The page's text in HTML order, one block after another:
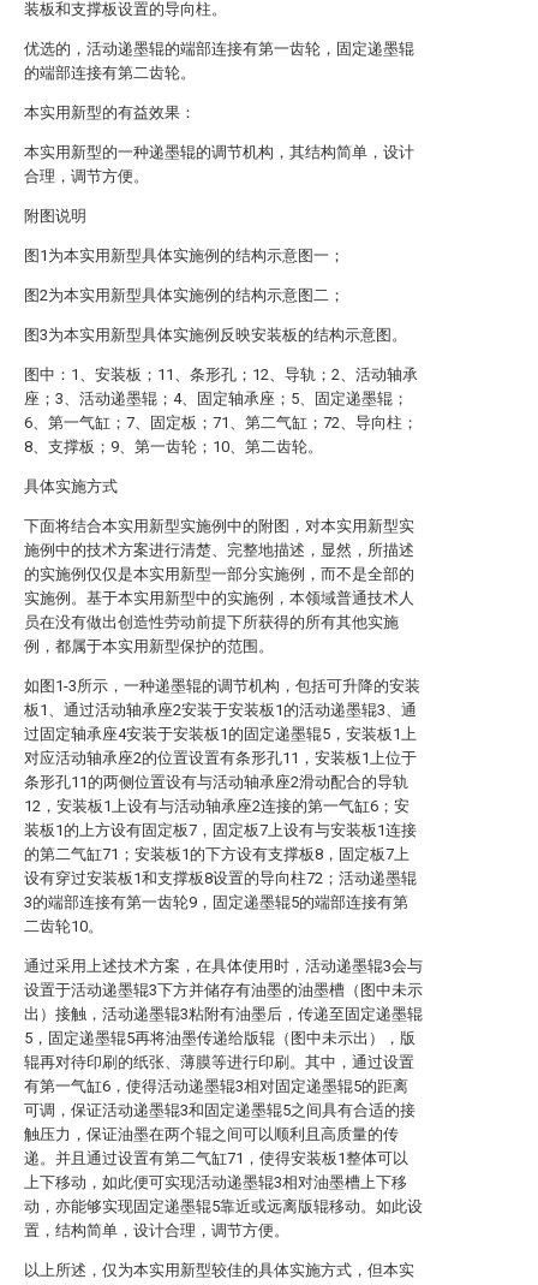
装板和支撑板设置的导向柱。
优选的，活动递墨辊的端部连接有第一齿轮，固定递墨辊
的端部连接有第二齿轮。
本实用新型的有益效果：
本实用新型的一种递墨辊的调节机构，其结构简单，设计
合理，调节方便。
附图说明
图1为本实用新型具体实施例的结构示意图一；
图2为本实用新型具体实施例的结构示意图二；
图3为本实用新型具体实施例反映安装板的结构示意图。
图中：1、安装板；11、条形孔；12、导轨；2、活动轴承
座；3、活动递墨辊；4、固定轴承座；5、固定递墨辊；
6、第一气缸；7、固定板；71、第二气缸；72、导向柱；
8、支撑板；9、第一齿轮；10、第二齿轮。
具体实施方式
下面将结合本实用新型实施例中的附图，对本实用新型实
施例中的技术方案进行清楚、完整地描述，显然，所描述
的实施例仅仅是本实用新型一部分实施例，而不是全部的
实施例。基于本实用新型中的实施例，本领域普通技术人
员在没有做出创造性劳动前提下所获得的所有其他实施
例，都属于本实用新型保护的范围。
如图1-3所示，一种递墨辊的调节机构，包括可升降的安装
板1、通过活动轴承座2安装于安装板1的活动递墨辊3、通
过固定轴承座4安装于安装板1的固定递墨辊5，安装板1上
对应活动轴承座2的位置设置有条形孔11，安装板1上位于
条形孔11的两侧位置设有与活动轴承座2滑动配合的导轨
12，安装板1上设有与活动轴承座2连接的第一气缸6；安
装板1的上方设有固定板7，固定板7上设有与安装板1连接
的第二气缸71；安装板1的下方设有支撑板8，固定板7上
设有穿过安装板1和支撑板8设置的导向柱72；活动递墨辊
3的端部连接有第一齿轮9，固定递墨辊5的端部连接有第
二齿轮10。
通过采用上述技术方案，在具体使用时，活动递墨辊3会与
设置于活动递墨辊3下方并储存有油墨的油墨槽（图中未示
出）接触，活动递墨辊3粘附有油墨后，传递至固定递墨辊
5，固定递墨辊5再将油墨传递给版辊（图中未示出），版
辊再对待印刷的纸张、薄膜等进行印刷。其中，通过设置
有第一气缸6，使得活动递墨辊3相对固定递墨辊5的距离
可调，保证活动递墨辊3和固定递墨辊5之间具有合适的接
触压力，保证油墨在两个辊之间可以顺利且高质量的传
递。并且通过设置有第二气缸71，使得安装板1整体可以
上下移动，如此便可实现活动递墨辊3相对油墨槽上下移
动，亦能够实现固定递墨辊5靠近或远离版辊移动。如此设
置，结构简单，设计合理，调节方便。
以上所述，仅为本实用新型较佳的具体实施方式，但本实